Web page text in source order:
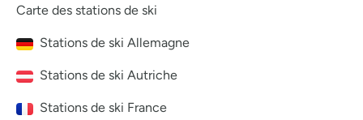
Carte des stations de ski
Stations de ski Allemagne
Stations de ski Autriche
Stations de ski France